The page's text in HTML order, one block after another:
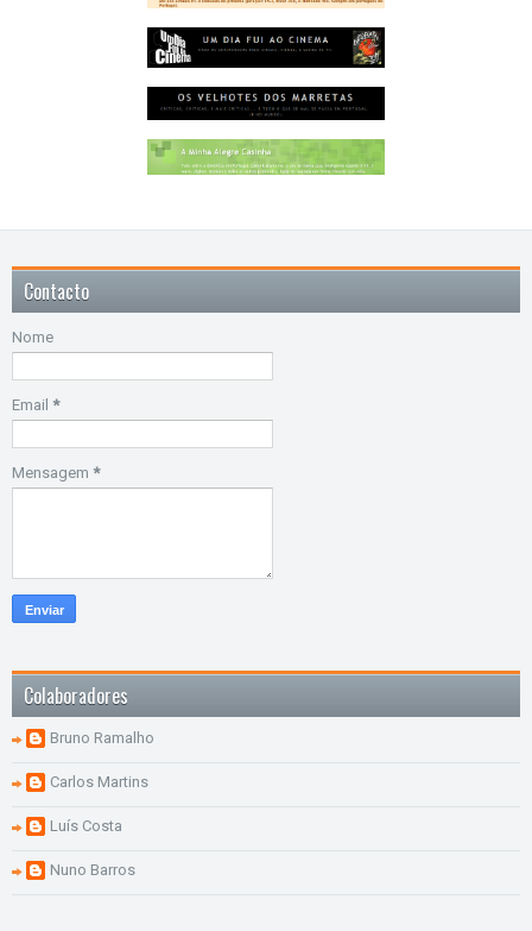
Contacto
Nome
Email *
Mensagem *
Colaboradores
Bruno Ramalho
Carlos Martins
Luís Costa
Nuno Barros